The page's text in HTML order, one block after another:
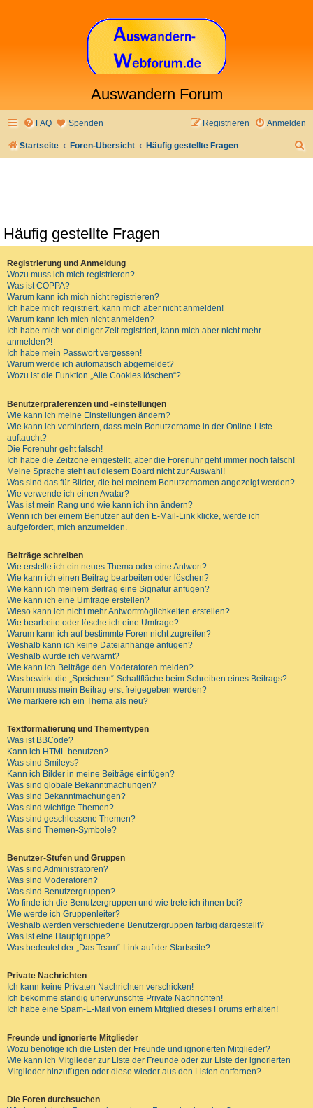
Auswandern Forum
FAQ Spenden Anmelden
Registrieren
Startseite Foren-Übersicht Häufig gestellte Fragen
Häufig gestellte Fragen
Registrierung und Anmeldung
Wozu muss ich mich registrieren?
Was ist COPPA?
Warum kann ich mich nicht registrieren?
Ich habe mich registriert, kann mich aber nicht anmelden!
Warum kann ich mich nicht anmelden?
Ich habe mich vor einiger Zeit registriert, kann mich aber nicht mehr
anmelden?!
Ich habe mein Passwort vergessen!
Warum werde ich automatisch abgemeldet?
Wozu ist die Funktion „Alle Cookies löschen“?
Benutzerpräferenzen und -einstellungen
Wie kann ich meine Einstellungen ändern?
Wie kann ich verhindern, dass mein Benutzername in der Online-Liste
auftaucht?
Die Forenuhr geht falsch!
Ich habe die Zeitzone eingestellt, aber die Forenuhr geht immer noch falsch!
Meine Sprache steht auf diesem Board nicht zur Auswahl!
Was sind das für Bilder, die bei meinem Benutzernamen angezeigt werden?
Wie verwende ich einen Avatar?
Was ist mein Rang und wie kann ich ihn ändern?
Wenn ich bei einem Benutzer auf den E-Mail-Link klicke, werde ich
aufgefordert, mich anzumelden.
Beiträge schreiben
Wie erstelle ich ein neues Thema oder eine Antwort?
Wie kann ich einen Beitrag bearbeiten oder löschen?
Wie kann ich meinem Beitrag eine Signatur anfügen?
Wie kann ich eine Umfrage erstellen?
Wieso kann ich nicht mehr Antwortmöglichkeiten erstellen?
Wie bearbeite oder lösche ich eine Umfrage?
Warum kann ich auf bestimmte Foren nicht zugreifen?
Weshalb kann ich keine Dateianhänge anfügen?
Weshalb wurde ich verwarnt?
Wie kann ich Beiträge den Moderatoren melden?
Was bewirkt die „Speichern“-Schaltfläche beim Schreiben eines Beitrags?
Warum muss mein Beitrag erst freigegeben werden?
Wie markiere ich ein Thema als neu?
Textformatierung und Thementypen
Was ist BBCode?
Kann ich HTML benutzen?
Was sind Smileys?
Kann ich Bilder in meine Beiträge einfügen?
Was sind globale Bekanntmachungen?
Was sind Bekanntmachungen?
Was sind wichtige Themen?
Was sind geschlossene Themen?
Was sind Themen-Symbole?
Benutzer-Stufen und Gruppen
Was sind Administratoren?
Was sind Moderatoren?
Was sind Benutzergruppen?
Wo finde ich die Benutzergruppen und wie trete ich ihnen bei?
Wie werde ich Gruppenleiter?
Weshalb werden verschiedene Benutzergruppen farbig dargestellt?
Was ist eine Hauptgruppe?
Was bedeutet der „Das Team“-Link auf der Startseite?
Private Nachrichten
Ich kann keine Privaten Nachrichten verschicken!
Ich bekomme ständig unerwünschte Private Nachrichten!
Ich habe eine Spam-E-Mail von einem Mitglied dieses Forums erhalten!
Freunde und ignorierte Mitglieder
Wozu benötige ich die Listen der Freunde und ignorierten Mitglieder?
Wie kann ich Mitglieder zur Liste der Freunde oder zur Liste der ignorierten
Mitglieder hinzufügen oder diese wieder aus den Listen entfernen?
Die Foren durchsuchen